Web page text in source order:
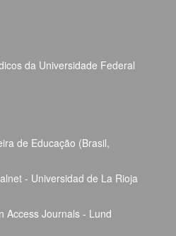
da Universidade Federal
de Educação (Brasil,
- Universidad de La Rioja
Access Journals - Lund